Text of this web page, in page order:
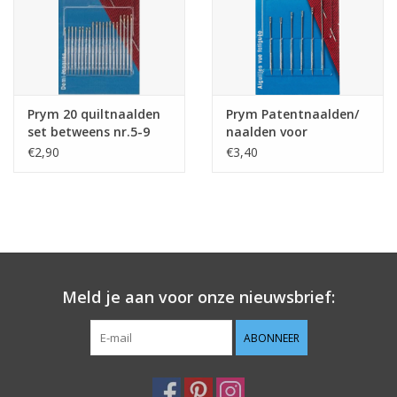
Prym 20 quiltnaalden
set betweens nr.5-9
€2,90
Prym Patentnaalden/
naalden voor
slechtzienden 6st.
€3,40
Meld je aan voor onze nieuwsbrief:
ABONNEER